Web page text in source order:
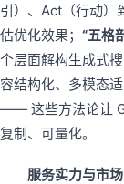
引）、Act（行动）
估优化效果； “五格
个层面解构生成式
容结构化、多模态
—— 这些方法论让
复制、可量化。
服务实力与市